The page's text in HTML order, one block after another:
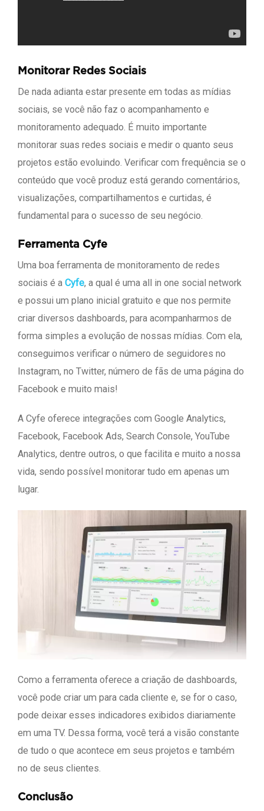
Monitorar Redes Sociais
De nada adianta estar presente em todas as mídias
sociais, se você não faz o acompanhamento e
monitoramento adequado. É muito importante
monitorar suas redes sociais e medir o quanto seus
projetos estão evoluindo. Verificar com frequência se o
conteúdo que você produz está gerando comentários,
visualizações, compartilhamentos e curtidas, é
fundamental para o sucesso de seu negócio.
Ferramenta Cyfe
Uma boa ferramenta de monitoramento de redes
sociais é a Cyfe, a qual é uma all in one social network
e possui um plano inicial gratuito e que nos permite
criar diversos dashboards, para acompanharmos de
forma simples a evolução de nossas mídias. Com ela,
conseguimos verificar o número de seguidores no
Instagram, no Twitter, número de fãs de uma página do
Facebook e muito mais!
A Cyfe oferece integrações com Google Analytics,
Facebook, Facebook Ads, Search Console, YouTube
Analytics, dentre outros, o que facilita e muito a nossa
vida, sendo possível monitorar tudo em apenas um
lugar.
Como a ferramenta oferece a criação de dashboards,
você pode criar um para cada cliente e, se for o caso,
pode deixar esses indicadores exibidos diariamente
em uma TV. Dessa forma, você terá a visão constante
de tudo o que acontece em seus projetos e também
no de seus clientes.
Conclusão